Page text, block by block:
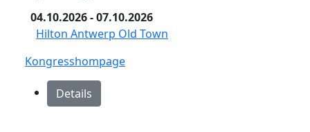
04.10.2026- 07.10.2026
Hilton Antwerp Old Town
Kongresshompage
Details